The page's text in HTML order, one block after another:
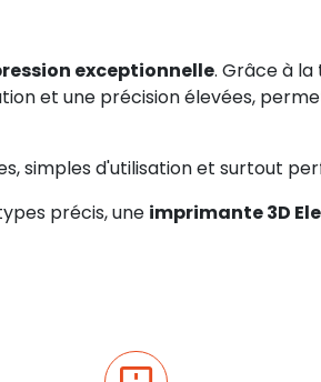
exceptionnelle. Grâce à
et une précision élevées,
simples d'utilisation et surtout
précis, une imprimante 3D